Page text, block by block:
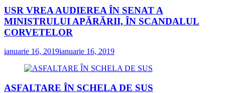
USR VREA AUDIEREA ÎN SENAT A
MINISTRULUI APĂRĂRII, ÎN SCANDALUL
CORVETELOR
ianuarie 16, 2019ianuarie 16, 2019
ASFALTARE ÎN SCHELA DE SUS